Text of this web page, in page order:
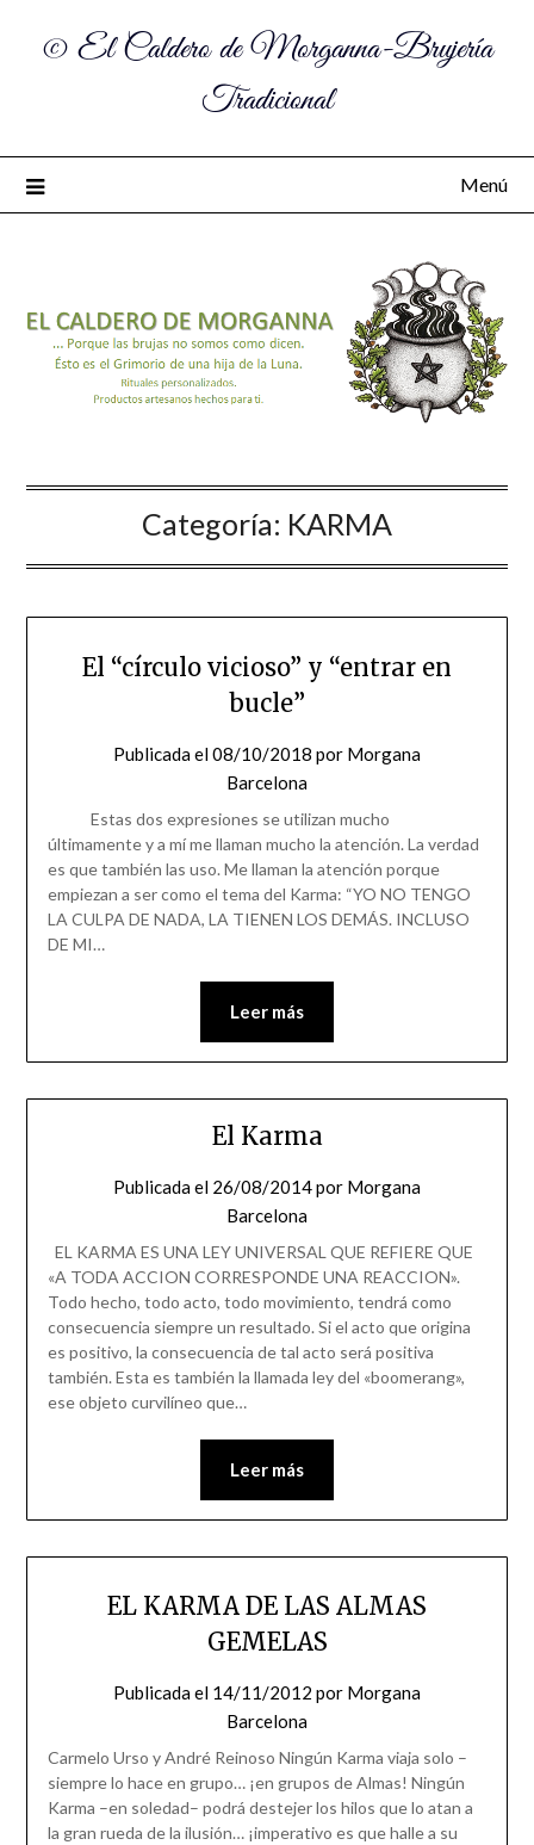
© El Caldero de Morganna-Brujería
Tradicional
Menú
Categoría: KARMA
El “círculo vicioso” y “entrar en
bucle”
Publicada el08/10/2018 por Morgana
Barcelona
Estas dos expresiones se utilizan mucho
últimamente y a mí me llaman mucho la atención. La verdad
es que también las uso. Me llaman la atención porque
empiezan a ser como el tema del Karma: “YO NO TENGO
LA CULPA DE NADA, LA TIENEN LOS DEMÁS. INCLUSO
DE MI…
Leer más
El Karma
Publicada el 26/08/2014por Morgana
Barcelona
EL KARMA ES UNA LEY UNIVERSAL QUE REFIERE QUE
«A TODA ACCION CORRESPONDE UNA REACCION».
Todo hecho, todo acto, todo movimiento, tendrá como
consecuencia siempre un resultado. Si el acto que origina
es positivo, la consecuencia de tal acto será positiva
también. Esta es también la llamada ley del «boomerang»,
ese objeto curvilíneo que…
Leer más
EL KARMA DE LAS ALMAS
GEMELAS
Publicada el 14/11/2012 por Morgana
Barcelona
Carmelo Urso y André Reinoso Ningún Karma viaja solo –
siempre lo hace en grupo… ¡en grupos de Almas! Ningún
Karma –en soledad– podrá destejer los hilos que lo atan a
la gran rueda de la ilusión… ¡imperativo es que halle a su